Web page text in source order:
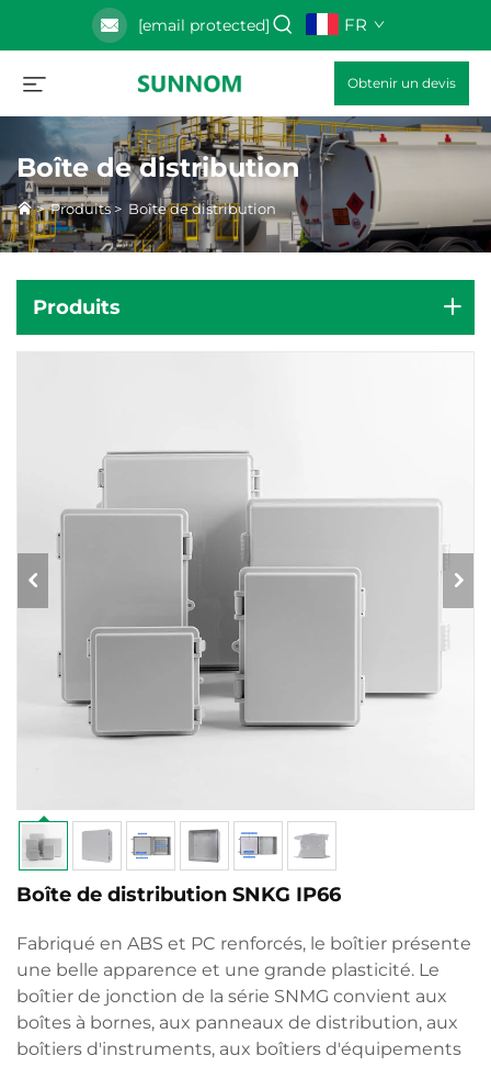
[email protected] FR
Obtenir un devis
Boîte de distribution
>Produits> Boîte de distribution
Produits
Boîte de distribution SNKG IP66
Fabriqué en ABS et PC renforcés, le boîtier présente
une belle apparence et une grande plasticité. Le
boîtier de jonction de la série SNMG convient aux
boîtes à bornes, aux panneaux de distribution, aux
boîtiers d'instruments, aux boîtiers d'équipements